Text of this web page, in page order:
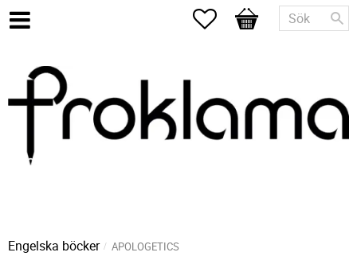
Favoriter
Kundvagn
Engelska böcker APOLOGETICS